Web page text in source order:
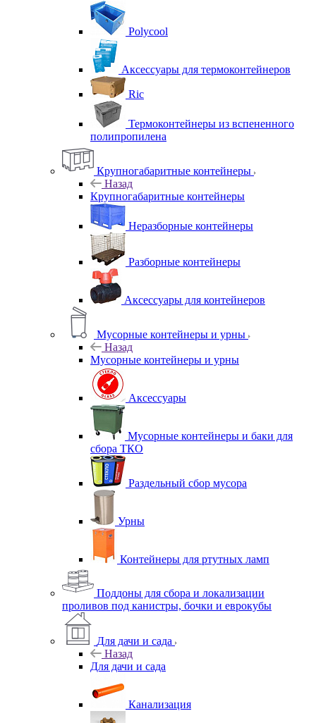
Polycool
Аксессуары для термоконтейнеров
Ric
Термоконтейнеры из вспененного
полипропилена
Крупногабаритные контейнеры
Назад
Крупногабаритные контейнеры
Неразборные контейнеры
Разборные контейнеры
Аксессуары для контейнеров
Мусорные контейнеры и урны
Назад
Мусорные контейнеры и урны
Аксессуары
Мусорные контейнеры и баки для
сбора ТКО
Раздельный сбор мусора
Урны
Контейнеры для ртутных ламп
Поддоны для сбора и локализации
проливов под канистры, бочки и еврокубы
Для дачи и сада
Назад
Для дачи и сада
Канализация